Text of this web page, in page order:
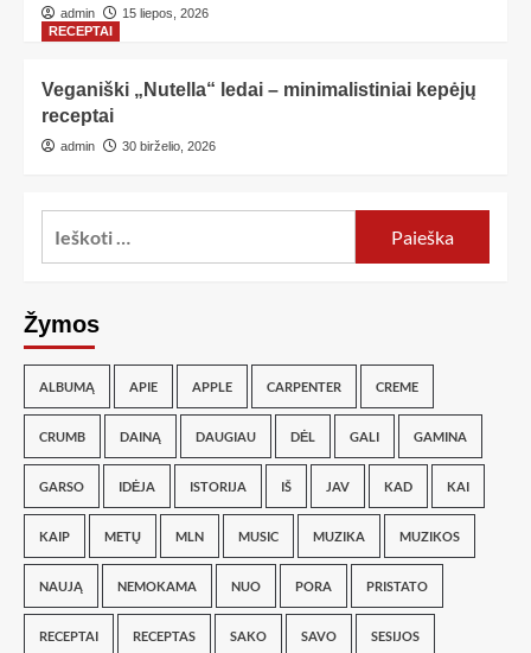
admin
15 liepos, 2026
RECEPTAI
Veganiški „Nutella“ ledai – minimalistiniai kepėjų
receptai
admin 30 birželio, 2026
Žymos
ALBUMĄ APIE APPLE CARPENTER CREME
CRUMB DAINĄ DAUGIAU DĖL GALI GAMINA
GARSO IDĖJA ISTORIJA IŠ JAV KAD KAI
KAIP METŲ MLN MUSIC MUZIKA MUZIKOS
NAUJĄ NEMOKAMA NUO PORA PRISTATO
RECEPTAI RECEPTAS SAKO SAVO SESIJOS